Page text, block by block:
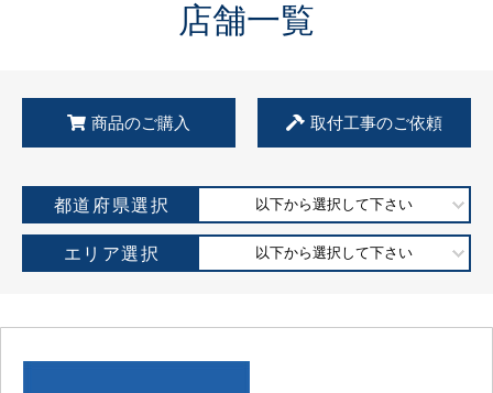
店舗一覧
商品のご購入 取付工事のご依頼
都道府県選択 以下から選択して下さい
エリア選択 以下から選択して下さい